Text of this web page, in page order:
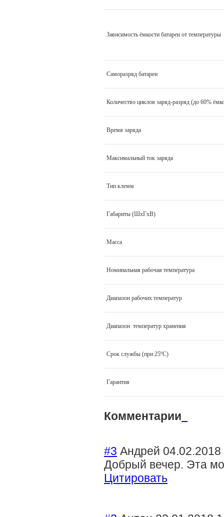
Зависимость ёмкости батареи от температуры
Саморазряд батареи
Количество циклов заряд-разряд (до 60%
Время заряда
Максимальный ток заряда
Тип клемм
Габариты (ШхГхВ)
Масса
Номинальная рабочая температура
Диапазон рабочих температур
Диапазон температур хранения
Срок службы (при 25ºС)
Гарантия
Комментарии
#3 Андрей 04.02.2018
Добрый вечер. Эта
Цитировать